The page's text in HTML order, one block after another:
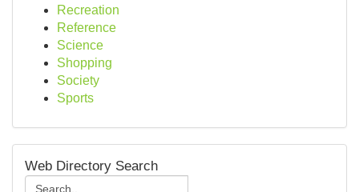
Recreation
Reference
Science
Shopping
Society
Sports
Web Directory Search